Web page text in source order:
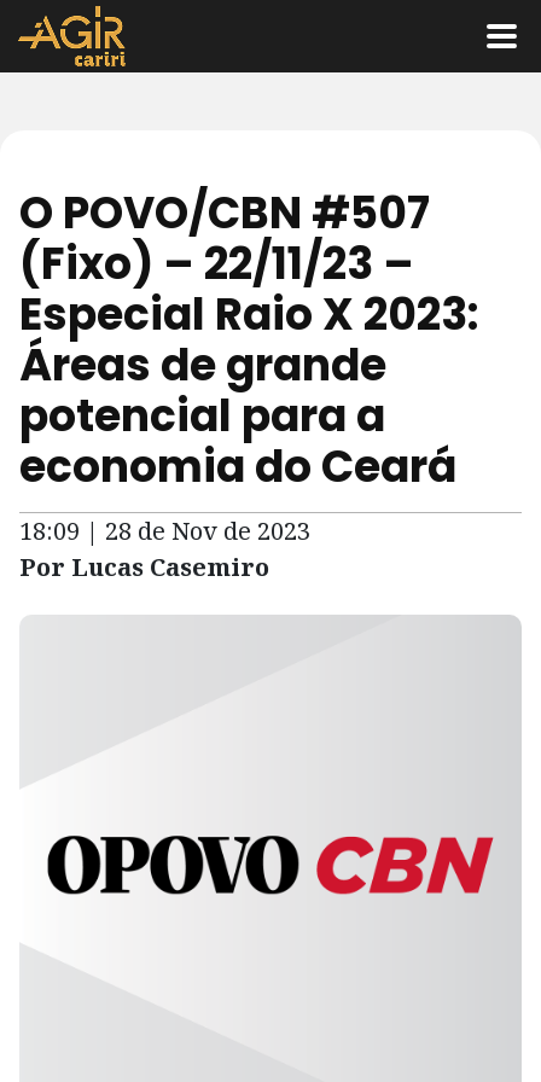
O POVO/CBN #507
(Fixo) – 22/11/23 –
Especial Raio X 2023:
Áreas de grande
potencial para a
economia do Ceará
18:09 | 28 de Nov de 2023
Por Lucas Casemiro